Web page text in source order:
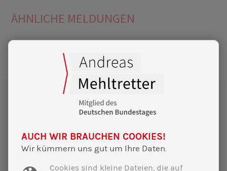
ÄHNLICHE MELDUNGEN
AUCH WIR BRAUCHEN COOKIES!
Wir kümmern uns gut um Ihre Daten.
Cookies sind kleine Dateien, die auf